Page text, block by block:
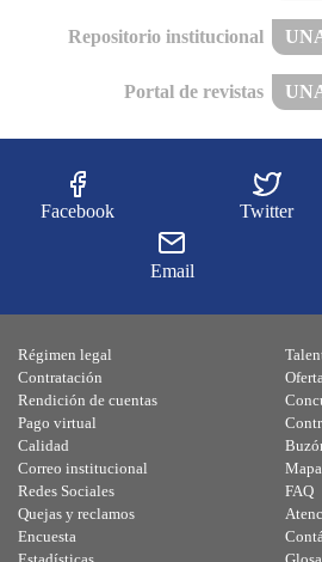
Repositorio institucional
Portal de revistas
Facebook Twitter
Email
Régimen legal
Contratación
Rendición de cuentas
Pago virtual
Calidad
Correo institucional
Redes Sociales
Quejas y reclamos
Encuesta
FAQ